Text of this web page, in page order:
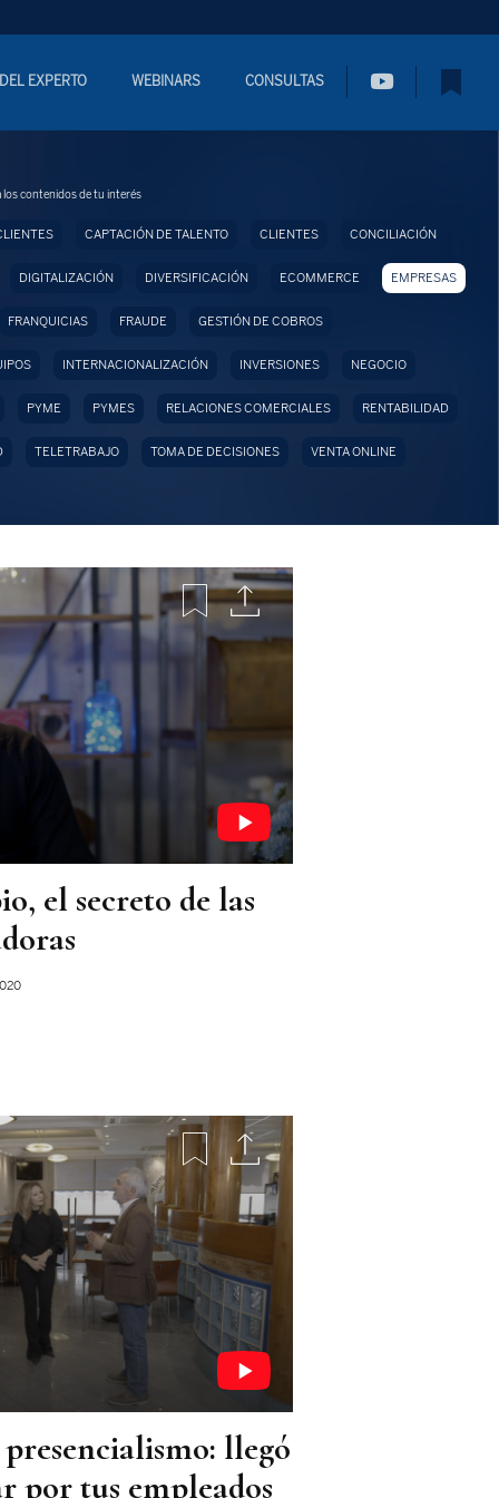
EXPERTO WEBINARS CONSULTAS
los contenidos de tu interés
CAPTACIÓN DE TALENTO CLIENTES CONCILIACIÓN
DIGITALIZACIÓN DIVERSIFICACIÓN ECOMMERCE EMPRESAS
FRANQUICIAS FRAUDE GESTIÓN DE COBROS
INTERNACIONALIZACIÓN INVERSIONES NEGOCIO
PYME PYMES RELACIONES COMERCIALES RENTABILIDAD
TELETRABAJO TOMA DE DECISIONES VENTA ONLINE
el secreto de las
llegó
por tus empleados